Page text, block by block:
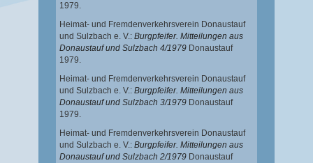
1979.
Heimat- und Fremdenverkehrsverein Donaustauf
und Sulzbach e. V.: Burgpfeifer. Mitteilungen aus
Donaustauf und Sulzbach 4/1979 Donaustauf
1979.
Heimat- und Fremdenverkehrsverein Donaustauf
und Sulzbach e. V.: Burgpfeifer. Mitteilungen aus
Donaustauf und Sulzbach 3/1979 Donaustauf
1979.
Heimat- und Fremdenverkehrsverein Donaustauf
und Sulzbach e. V.: Burgpfeifer. Mitteilungen aus
Donaustauf und Sulzbach 2/1979 Donaustauf